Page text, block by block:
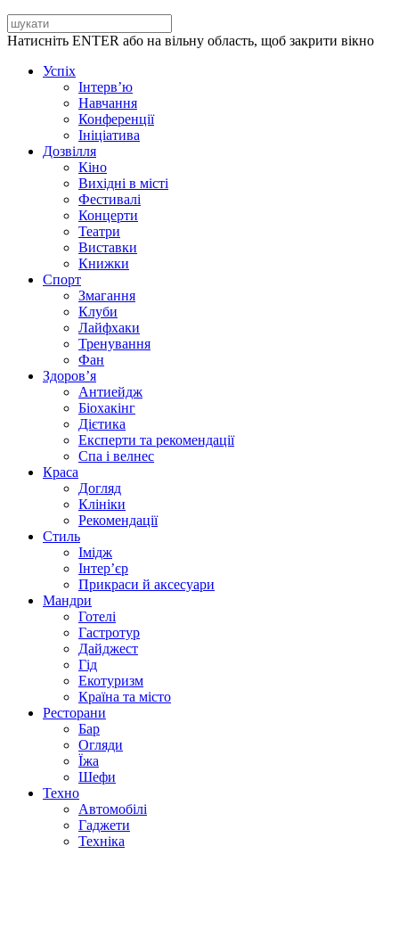
Натисніть ENTER або на вільну область, щоб закрити вікно
Успіх
Інтерв’ю
Навчання
Конференції
Ініціатива
Дозвілля
Кіно
Вихідні в місті
Фестивалі
Концерти
Театри
Виставки
Книжки
Спорт
Змагання
Клуби
Лайфхаки
Тренування
Фан
Здоров’я
Антиейдж
Біохакінг
Дієтика
Експерти та рекомендації
Спа i велнес
Краса
Догляд
Клініки
Рекомендації
Стиль
Імідж
Інтер’єр
Прикраси й аксесуари
Мандри
Готелі
Гастротур
Дайджест
Гід
Екотуризм
Країна та місто
Ресторани
Бар
Огляди
Їжа
Шефи
Техно
Автомобілі
Гаджети
Техніка